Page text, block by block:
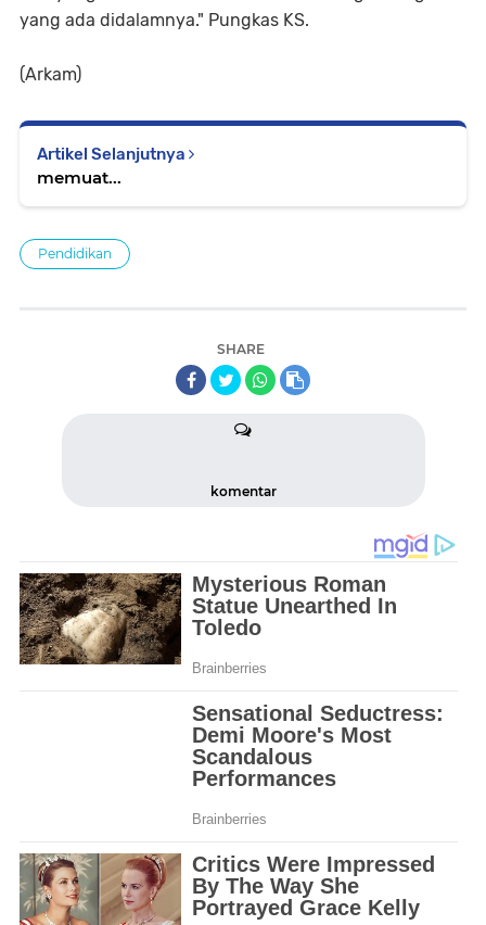
yang ada didalamnya." Pungkas KS.
(Arkam)
Artikel Selanjutnya
memuat...
Pendidikan
SHARE
komentar